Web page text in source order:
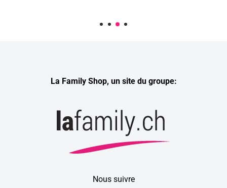
La Family Shop, un site du groupe:
Nous suivre